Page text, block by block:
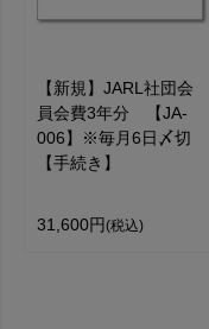
【新規】JARL社団会
員会費3年分 【JA-
006】※毎月6日〆切
【手続き】
31,600円 (税込)